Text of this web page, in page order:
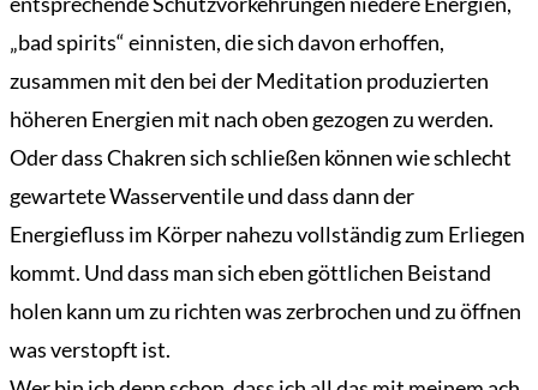
„bad spirits“ einnisten, die sich davon erhoffen,
zusammen mit den bei der Meditation produzierten
höheren Energien mit nach oben gezogen zu werden.
Oder dass Chakren sich schließen können wie schlecht
gewartete Wasserventile und dass dann der
Energiefluss im Körper nahezu vollständig zum Erliegen
kommt. Und dass man sich eben göttlichen Beistand
holen kann um zu richten was zerbrochen und zu öffnen
was verstopft ist.